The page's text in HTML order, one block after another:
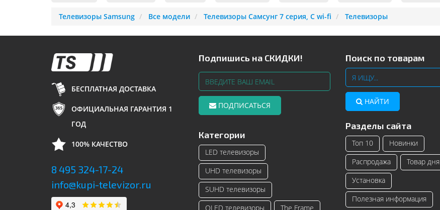
Телевизоры Samsung Все модели Телевизоры Самсунг 7 серия, С wi-fi Телевизоры
БЕСПЛАТНАЯ ДОСТАВКА
ОФИЦИАЛЬНАЯ ГАРАНТИЯ 1
ГОД
100% КАЧЕСТВО
8 495 324-17-24
info@kupi-televizor.ru
Подпишись на СКИДКИ!
ПОДПИСАТЬСЯ
Категории
LED телевизоры
UHD телевизоры
SUHD телевизоры
QLED телевизоры
The Frame
Поиск по товарам
НАЙТИ
Разделы сайта
Топ 10
Новинки
Распродажа
Товар дня
Установка
Полезная информация
Телевизоры Samsung с изогнутым
экраном – инновационные модели
телевизоро...
Читать далее
Читать далее